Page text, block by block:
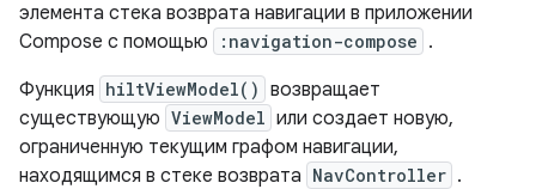
элемента стека возврата навигации в приложении
Compose с помощью
:navigation-compose .
Функция hiltViewModel() возвращает
существующую ViewModel или создает новую,
ограниченную текущим графом навигации,
находящимся в стеке возврата NavController .